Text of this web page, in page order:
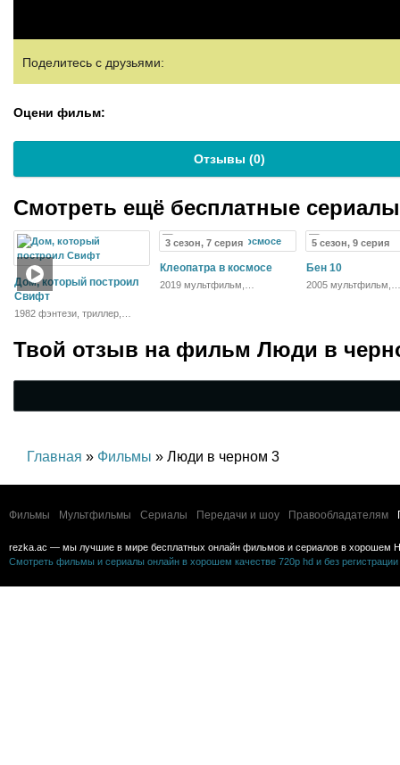
Поделитесь с друзьями:
Оцени фильм:
Отзывы (0)
Смотреть ещё бесплатные
Дом, который построил
Свифт
1982 фэнтези, триллер,
3 сезон, 7 серия
Клеопатра в космосе
2019 мультфильм,
5 сезон, 9 серия
Бен 10
2005 мультфильм,
Твой отзыв на фильм Люди в
Главная » Фильмы » Люди в черном 3
Фильмы Мультфильмы Сериалы Передачи и шоу Правообладателям
rezka.ac — мы лучшие в мире бесплатных онлайн фильмов и сериалов в хорошем
Смотреть фильмы и сериалы онлайн в хорошем качестве 720p hd и без